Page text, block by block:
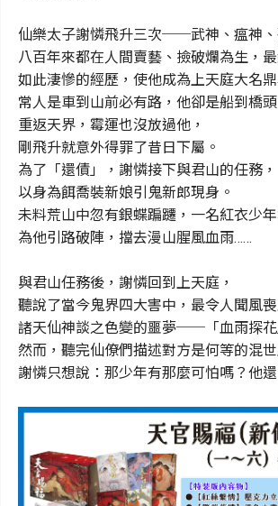
仙樂太子謝憐飛升三次──武神、瘟神、
八百年來都在人間賣藝、撿破爛為生，
如此淒慘的經歷，使他成為上天庭大名鼎
常人是車到山前必有路，他卻是船到橋頭
重返天界，霉運也沒放過他，
剛飛升就意外得罪了昔日下屬。
為了「還債」，謝憐接下與君山的任務，
以身為餌喬裝新娘引鬼新郎現身。
未料荒山中忽有銀蝶蹁躚，一名紅衣少年
為他引路破陣，擋去漫山腥風血雨……
與君山任務後，謝憐回到上天庭，
聽說了當今鬼界四大害中，最令人聞風喪
諸天仙神談之色變的噩夢──「血雨探花
然而，聽完仙僚們描述對方是何等的混世
謝憐只想說：那少年有那麼可怕嗎？他還